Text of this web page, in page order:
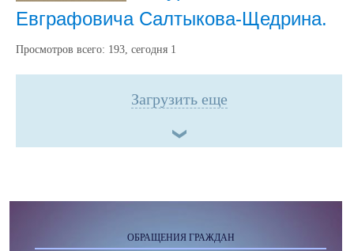
Евграфовича Салтыкова-Щедрина.
Просмотров всего: 193, сегодня 1
Загрузить еще
ОБРАЩЕНИЯ ГРАЖДАН